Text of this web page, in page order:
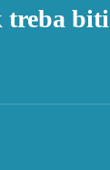
treba biti